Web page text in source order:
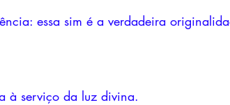
essa sim é a verdadeira
à serviço da luz divina.